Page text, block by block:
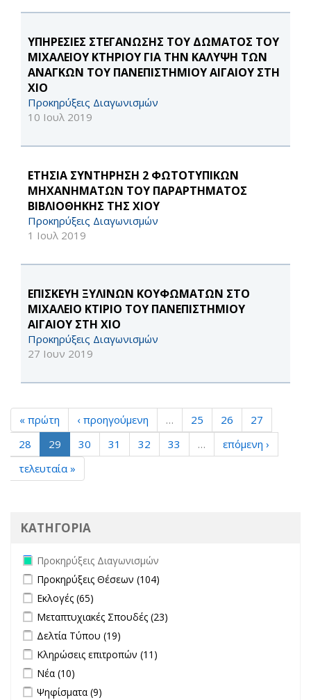
ΥΠΗΡΕΣΙΕΣ ΣΤΕΓΑΝΩΣΗΣ ΤΟΥ ΔΩΜΑΤΟΣ ΤΟΥ
ΜΙΧΑΛΕΙΟΥ ΚΤΗΡΙΟΥ ΓΙΑ ΤΗΝ ΚΑΛΥΨΗ ΤΩΝ
ΑΝΑΓΚΩΝ ΤΟΥ ΠΑΝΕΠΙΣΤΗΜΙΟΥ ΑΙΓΑΙΟΥ ΣΤΗ
ΧΙΟ
Προκηρύξεις Διαγωνισμών
10 Ιουλ 2019
ΕΤΗΣΙΑ ΣΥΝΤΗΡΗΣΗ 2 ΦΩΤΟΤΥΠΙΚΩΝ
ΜΗΧΑΝΗΜΑΤΩΝ ΤΟΥ ΠΑΡΑΡΤΗΜΑΤΟΣ
ΒΙΒΛΙΟΘΗΚΗΣ ΤΗΣ ΧΙΟΥ
Προκηρύξεις Διαγωνισμών
1 Ιουλ 2019
ΕΠΙΣΚΕΥΗ ΞΥΛΙΝΩΝ ΚΟΥΦΩΜΑΤΩΝ ΣΤΟ
ΜΙΧΑΛΕΙΟ ΚΤΙΡΙΟ ΤΟΥ ΠΑΝΕΠΙΣΤΗΜΙΟΥ
ΑΙΓΑΙΟΥ ΣΤΗ ΧΙΟ
Προκηρύξεις Διαγωνισμών
27 Ιουν 2019
« πρώτη ‹ προηγούμενη … 25 26
27
28
29 30 31 32 33 …
επόμενη ›
τελευταία »
ΚΑΤΗΓΟΡΙΑ
Remove Προκηρύξεις Διαγωνισμών filter
Προκηρύξεις Διαγωνισμών
Apply Προκηρύξεις Θέσεων filter
Προκηρύξεις Θέσεων (104)
Apply Εκλογές filter
Εκλογές (65)
Apply Μεταπτυχιακές Σπουδές filter
Μεταπτυχιακές Σπουδές (23)
Apply Δελτία Τύπου filter
Δελτία Τύπου (19)
Apply Κληρώσεις επιτροπών filter
Κληρώσεις επιτροπών (11)
Apply Νέα filter
Νέα (10)
Apply Ψηφίσματα filter
Ψηφίσματα (9)